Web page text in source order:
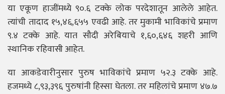
या एकूण हाजींमध्ये ९०.६ टक्के लोक परदेशातून आलेले आहेत.
त्यांची तादाद १५,४६,६५५ एवढी आहे. तर मुकामी भाविकांचे प्रमाण
९.४ टक्के आहे. यात सौदी अरेबियाचे १,६०,६४६ शहरी आणि
स्थानिक रहिवासी आहेत.
या आकडेवारीनुसार पुरुष भाविकांचे प्रमाण ५२.३ टक्के आहे.
हजमध्ये ८,९३,३९६ पुरुषांनी हिस्सा घेतला. तर महिलांचे प्रमाण ४७.७